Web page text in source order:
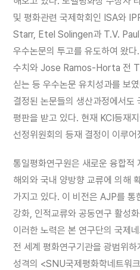
및 평화관련 국제학회인 ISA와
Starr, Etel Solingen과 T.V.
우수논문의 투고를 유도하여 왔
수치와 Jose Ramos-Horta 전
싣는 등 우수논문 유치성과를 보
결정된 논문들의 생산과정에서도
평판을 받고 있다. 현재 KCI등재
선정위원회의 등재 결정이 이루어
통일평화연구원은 새로운 융합적
해외와 국내 양방향 교류에 의해
가지고 있다. 이 비전은 AJP를 통
강화, 인적교류와 공동연구 활성
이러한 노력은 본 연구단의 국제
전 세계 평화연구기관을 광범위
성격의 <SNU국제평화학네트워